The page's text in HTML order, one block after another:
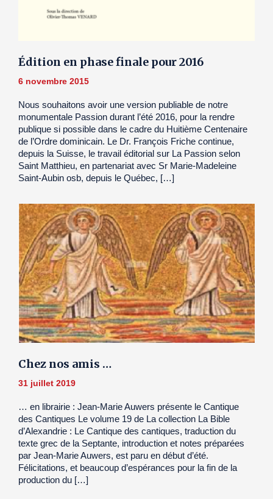
Édition en phase finale pour 2016
6 novembre 2015
Nous souhaitons avoir une version publiable de notre
monumentale Passion durant l’été 2016, pour la rendre
publique si possible dans le cadre du Huitième Centenaire
de l’Ordre dominicain. Le Dr. François Friche continue,
depuis la Suisse, le travail éditorial sur La Passion selon
Saint Matthieu, en partenariat avec Sr Marie-Madeleine
Saint-Aubin osb, depuis le Québec, […]
Chez nos amis …
31 juillet 2019
… en librairie : Jean-Marie Auwers présente le Cantique
des Cantiques Le volume 19 de La collection La Bible
d’Alexandrie : Le Cantique des cantiques, traduction du
texte grec de la Septante, introduction et notes préparées
par Jean-Marie Auwers, est paru en début d’été.
Félicitations, et beaucoup d’espérances pour la fin de la
production du […]